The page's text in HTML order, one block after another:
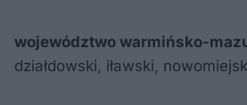
województwo warmińsko-
działdowski, iławski,